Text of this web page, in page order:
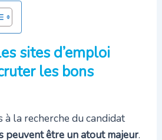
sites d’emploi
les bons
la recherche du candidat
peuvent être un atout majeur.